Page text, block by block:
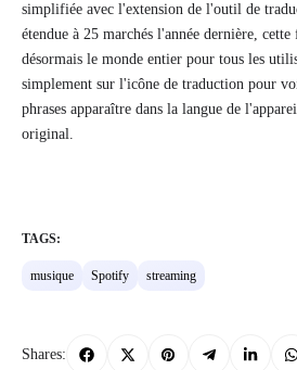
simplifiée avec l'extension de l'outil de
étendue à 25 marchés l'année dernière,
désormais le monde entier pour tous les
simplement sur l'icône de traduction pour
phrases apparaître dans la langue de
original.
TAGS:
musique Spotify streaming
Shares: